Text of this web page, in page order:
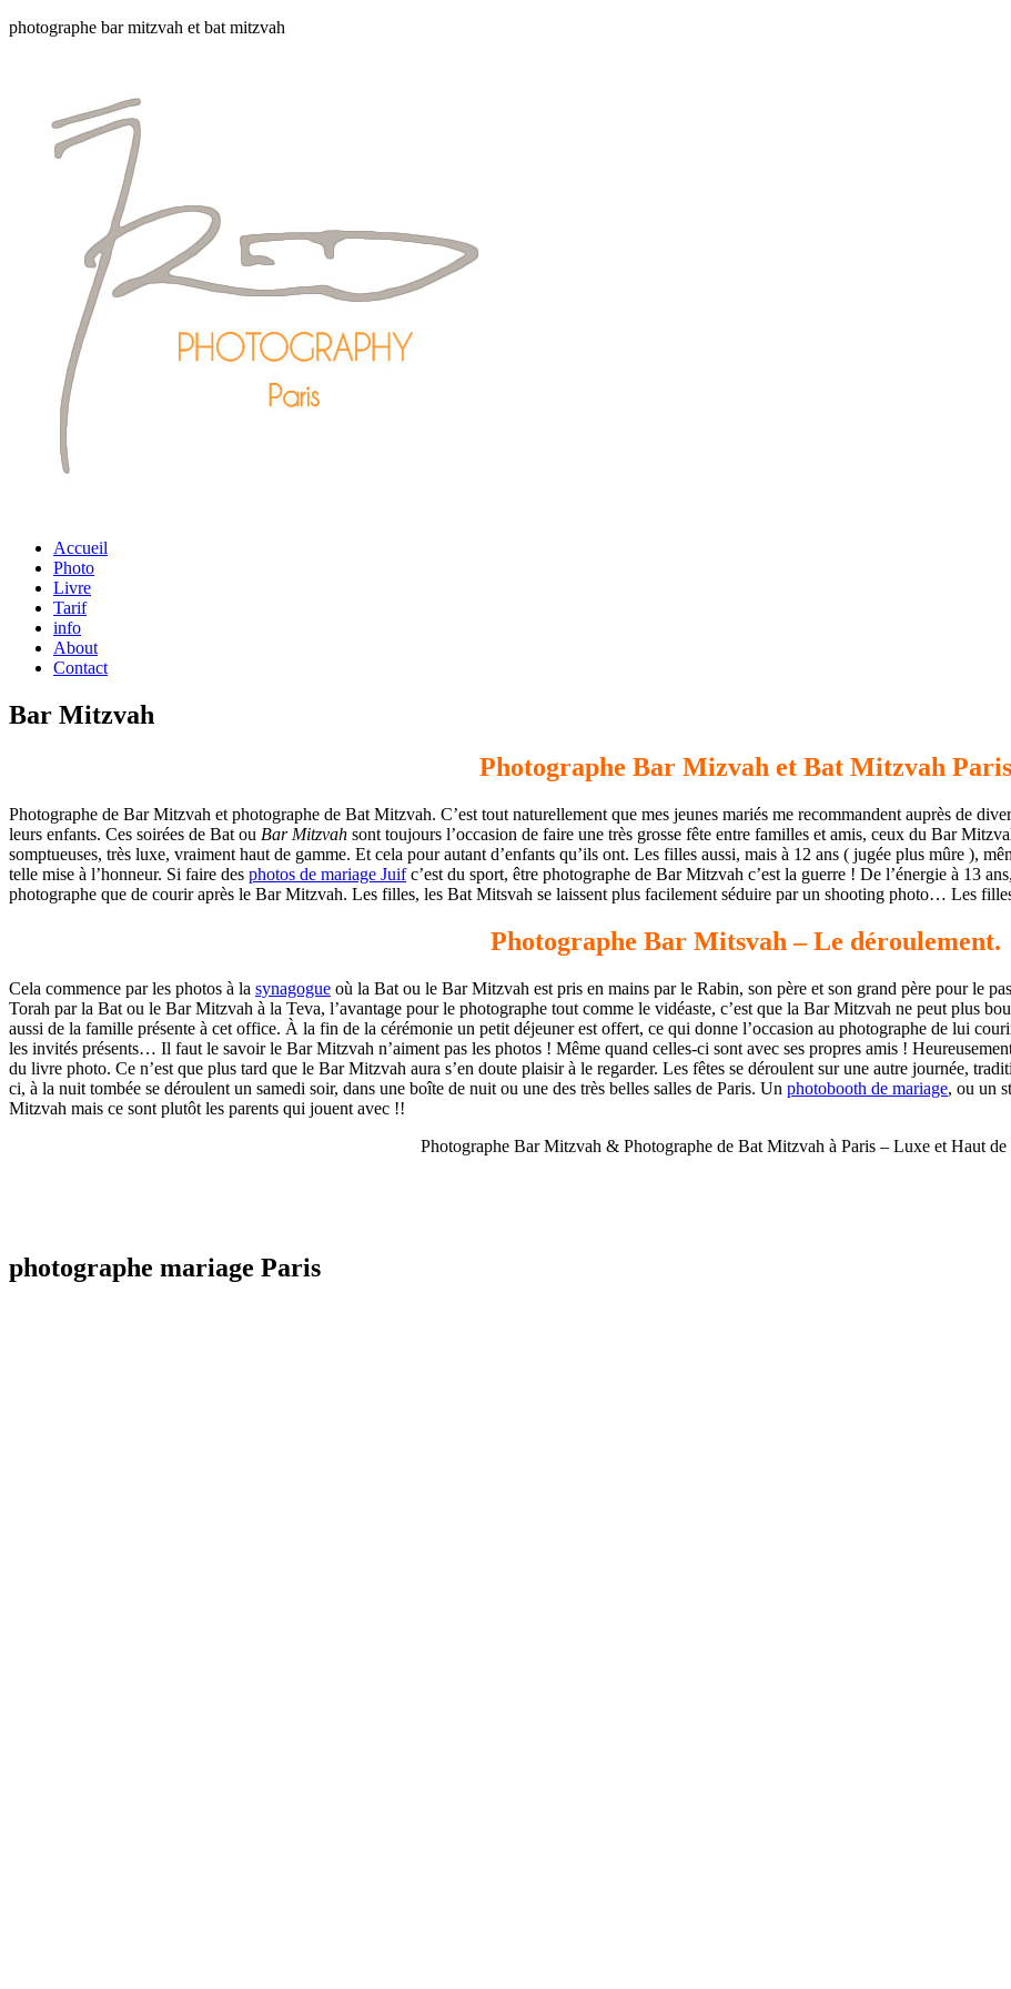
photographe bar mitzvah et bat mitzvah
Accueil
Photo
Livre
Tarif
info
About
Contact
Bar Mitzvah
Photographe Bar Mizvah et Bat Mitzvah Paris
Photographe de Bar Mitzvah et photographe de Bat Mitzvah. C’est tout naturellement que mes jeunes mariés me recommandent auprès de
leurs enfants. Ces soirées de Bat ou Bar Mitzvah sont toujours l’occasion de faire une très grosse fête entre familles et amis, ceux du Bar
somptueuses, très luxe, vraiment haut de gamme. Et cela pour autant d’enfants qu’ils ont. Les filles aussi, mais à 12 ans ( jugée plus mûre ),
telle mise à l’honneur. Si faire des photos de mariage Juifc’est du sport, être photographe de Bar Mitzvah c’est la guerre ! De l’énergie à 13
photographe que de courir après le Bar Mitzvah. Les filles, les Bat Mitsvah se laissent plus facilement séduire par un shooting photo… Les
Photographe Bar Mitsvah – Le déroulement.
Cela commence par les photos à la synagogue où la Bat ou le Bar Mitzvah est pris en mains par le Rabin, son père et son grand père pour le
Torah par la Bat ou le Bar Mitzvah à la Teva, l’avantage pour le photographe tout comme le vidéaste, c’est que la Bar Mitzvah ne peut plus
aussi de la famille présente à cet office. À la fin de la cérémonie un petit déjeuner est offert, ce qui donne l’occasion au photographe de lui
les invités présents… Il faut le savoir le Bar Mitzvah n’aiment pas les photos ! Même quand celles-ci sont avec ses propres amis !
du livre photo. Ce n’est que plus tard que le Bar Mitzvah aura s’en doute plaisir à le regarder. Les fêtes se déroulent sur une autre journée,
ci, à la nuit tombée se déroulent un samedi soir, dans une boîte de nuit ou une des très belles salles de Paris. Un photobooth de mariage, ou un
Mitzvah mais ce sont plutôt les parents qui jouent avec !!
Photographe Bar Mitzvah & Photographe de Bat Mitzvah à Paris – Luxe et Haut de
photographe mariage Paris